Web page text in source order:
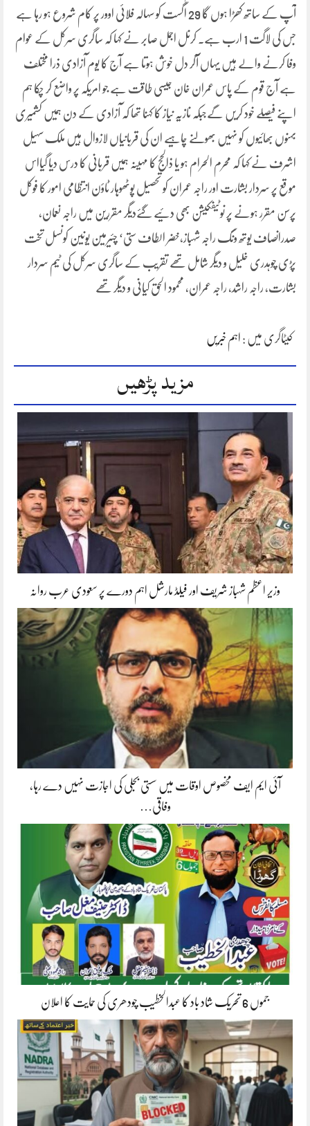
آپ کے ساتھ کھڑا ہوں گا 29 اگست کو سہالہ فلائی اوور پر کام شروع ہو رہا ہے
جس کی لاگت 1 ارب ہے۔ کرنل اجمل صابر نے کہا کہ ساگری سرکل کے عوام
وفا کرنے والے ہیں یہاں آکر دل خوش ہوتا ہے آج کا یوم آزادی ذرا مختلف
ہے آج قوم کے پاس عمران خان جیسی طاقت ہے جو امریکہ پر واضع کر چکا ہم
اپنے فیصلے خود کریں گےجبکہ نازیہ نیاز کا کہنا تھا کہ آزادی کے دن ہمیں کشمیری
بہنوں بھائیوں کو نہیں بھولنے چاہیے ان کی قربانیاں لازوال ہیں ملک سہیل
اشرف نے کہا کہ محرم الحرام ہو یا ذالحج کا مہینہ ہمیں قربانی کا درس دیا گیااس
موقع پر سردار بشارت اور راجہ عمران کو تحصیل پوٹھوہار ٹاؤن انتظامی امور کا فوکل
پرسن مقرر ہونے پر نوٹیفکیشن بھی دئیے گئےدیگر مقررین میں راجہ نعمان،
صدرانصاف یوتھ ونگ راجہ شہباز،خضر الطاف ستی‘ چئیرمین یونین کونسل تخت
پڑی چوہدری خلیل و دیگر شامل تھے تقریب کے ساگری سرکل کی ٹیم سردار
بشارت، راجہ راشد، راجہ عمران، محمود الحق کیانی و دیگر تھے
کیٹاگری میں : اہم خبریں
مزید پڑھیں
وزیر اعظم شہباز شریف اور فیلڈ مارشل اہم دورے پر سعودی عرب روانہ
آئی ایم ایف مخصوص اوقات میں سستی بجلی کی اجازت نہیں دے رہا،
وفاقی…
جموں 6 تحریک شاد باد کا عبدالخطیب چودھری کی حمایت کا اعلان